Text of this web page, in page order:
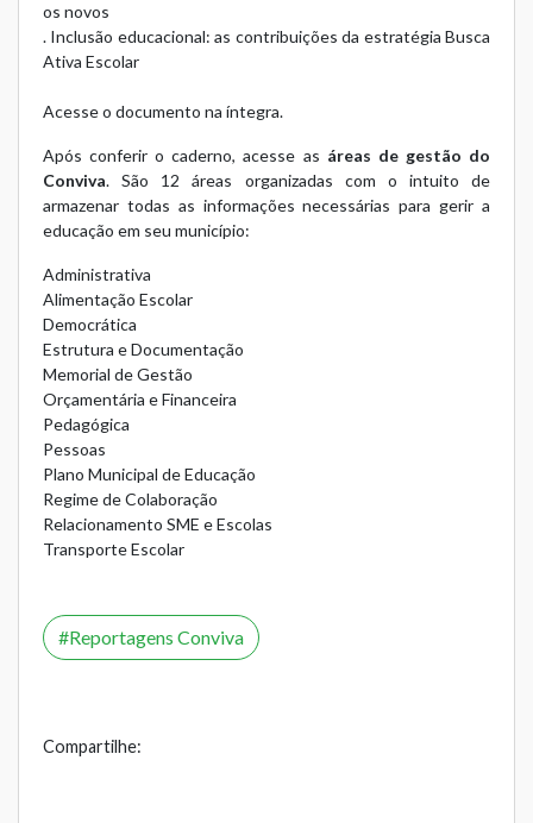
os novos
. Inclusão educacional: as contribuições da estratégia Busca
Ativa Escolar
Acesse o documento na íntegra.
Após conferir o caderno, acesse as áreas de gestão do
Conviva. São 12 áreas organizadas com o intuito de
armazenar todas as informações necessárias para gerir a
educação em seu município:
Administrativa
Alimentação Escolar
Democrática
Estrutura e Documentação
Memorial de Gestão
Orçamentária e Financeira
Pedagógica
Pessoas
Plano Municipal de Educação
Regime de Colaboração
Relacionamento SME e Escolas
Transporte Escolar
Reportagens Conviva
Compartilhe: